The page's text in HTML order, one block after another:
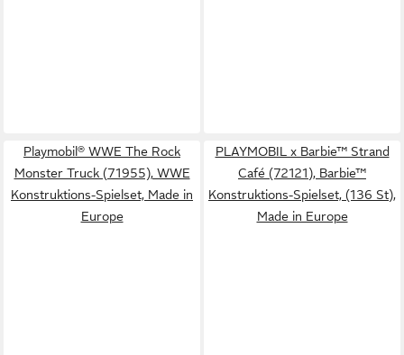
Playmobil® WWE The Rock
Monster Truck (71955), WWE
Konstruktions-Spielset, Made in
Europe
PLAYMOBIL x Barbie™ Strand
Café (72121), Barbie™
Konstruktions-Spielset, (136 St),
Made in Europe